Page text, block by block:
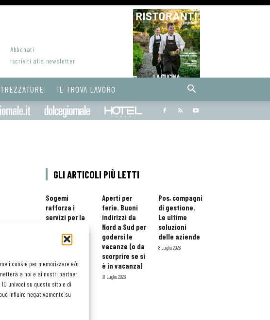
i cookie per memorizzare e/o
a noi e ai nostri partner
univoci su questo sito e di
influire negativamente su
Abbonati
Iscriviti alla newsletter
IL TROVA LAVORO
Bargiornale dolcegiornale
GLI ARTICOLI PIÙ LETTI
Sogemi
rafforza i
servizi per la
orario esteso
e tessera
professionisti
HoReCa
29 Luglio 2026
Aperti per
ferie. Buoni
indirizzi da
Nord a Sud per
godersi le
vacanze (o da
scorprire se si
è in vacanza)
31 Luglio 2026
Pos, compagni
di gestione.
Le ultime
soluzioni
delle aziende
8 Luglio 2026